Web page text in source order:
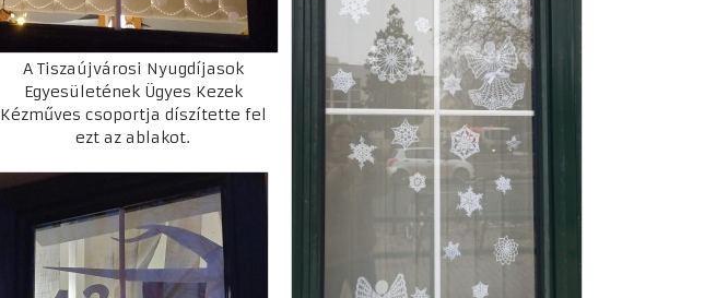
A Tiszaújvárosi Nyugdíjasok
Egyesületének Ügyes Kezek
Kézműves csoportja díszítette fel
ezt az ablakot.